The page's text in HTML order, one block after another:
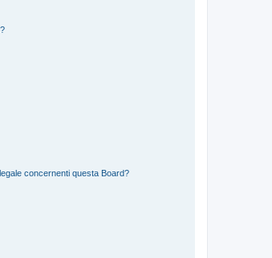
concernenti questa Board?